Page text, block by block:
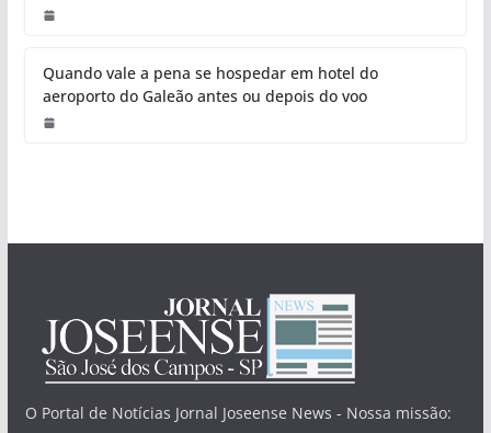
Quando vale a pena se hospedar em hotel do
aeroporto do Galeão antes ou depois do voo
O Portal de Notícias Jornal Joseense News - Nossa missão: